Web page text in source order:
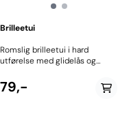
Brilleetui
Romslig brilleetui i hard
utførelse med glidelås og
beskytter brillene dine Hempe
med krok gjør at etuiet kan
79,-